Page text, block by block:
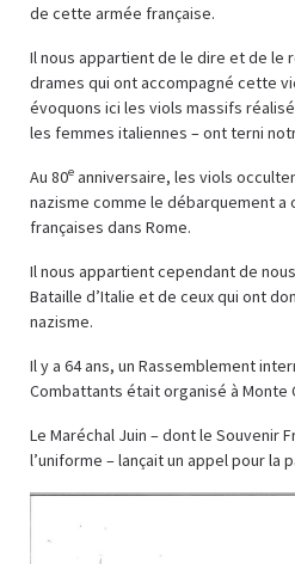
de cette armée française.
Il nous appartient de le dire et de le
drames qui ont accompagné cette
évoquons ici les viols massifs
les femmes italiennes – ont terni
Au 80e anniversaire, les viols
nazisme comme le débarquement a
françaises dans Rome.
Il nous appartient cependant de
Bataille d’Italie et de ceux qui ont
nazisme.
Il y a 64 ans, un Rassemblement
Combattants était organisé à Monte
Le Maréchal Juin – dont le Souvenir
l’uniforme – lançait un appel pour la